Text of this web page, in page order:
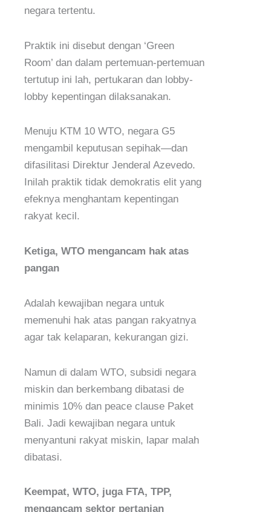
negara tertentu.
Praktik ini disebut dengan ‘Green
Room’ dan dalam pertemuan-pertemuan
tertutup ini lah, pertukaran dan lobby-
lobby kepentingan dilaksanakan.
Menuju KTM 10 WTO, negara G5
mengambil keputusan sepihak—dan
difasilitasi Direktur Jenderal Azevedo.
Inilah praktik tidak demokratis elit yang
efeknya menghantam kepentingan
rakyat kecil.
Ketiga, WTO mengancam hak atas
pangan
Adalah kewajiban negara untuk
memenuhi hak atas pangan rakyatnya
agar tak kelaparan, kekurangan gizi.
Namun di dalam WTO, subsidi negara
miskin dan berkembang dibatasi de
minimis 10% dan peace clause Paket
Bali. Jadi kewajiban negara untuk
menyantuni rakyat miskin, lapar malah
dibatasi.
Keempat, WTO, juga FTA, TPP,
mengancam sektor pertanian